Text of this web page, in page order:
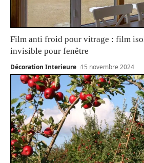
Film anti froid pour vitrage : film
invisible pour fenêtre
Décoration Interieure 15 novembre 2024